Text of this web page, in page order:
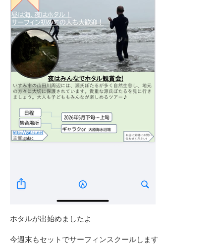
ホタルが出始めましたよ
今週末もセットでサーフィンスクールします